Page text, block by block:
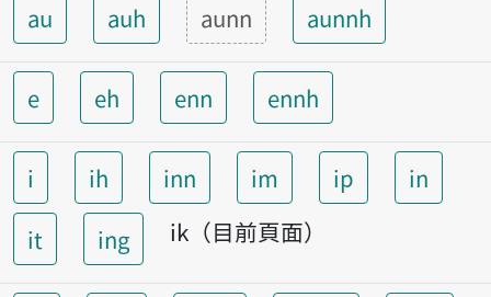
au auh aunn aunnh
e eh enn ennh
i ih inn im ip
in
it
ing ik（目前頁面）